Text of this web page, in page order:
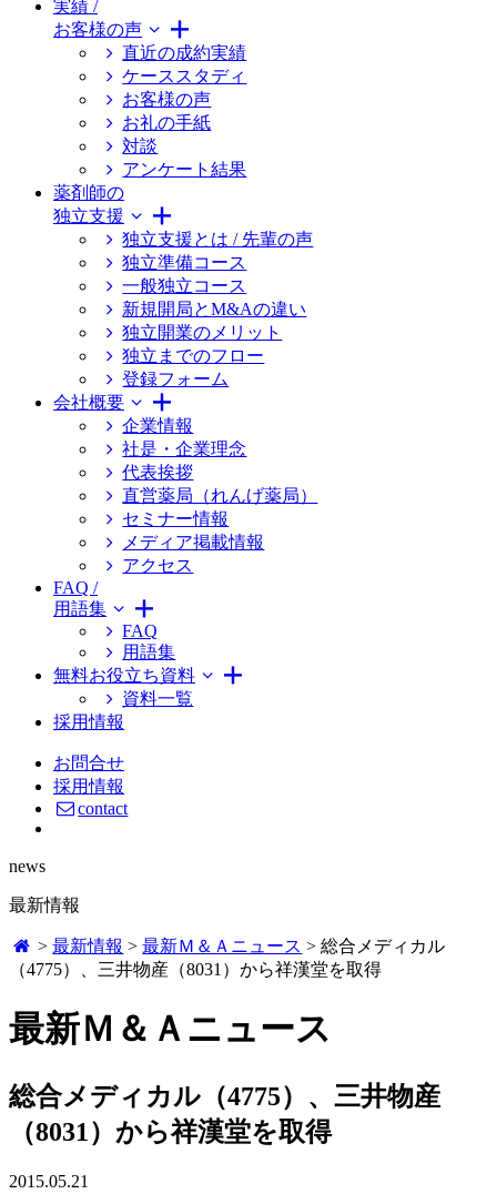
実績 /
お客様の声
直近の成約実績
ケーススタディ
お客様の声
お礼の手紙
対談
アンケート結果
薬剤師の
独立支援
独立支援とは / 先輩の声
独立準備コース
一般独立コース
新規開局とM&Aの違い
独立開業のメリット
独立までのフロー
登録フォーム
会社概要
企業情報
社是・企業理念
代表挨拶
直営薬局（れんげ薬局）
セミナー情報
メディア掲載情報
アクセス
FAQ /
用語集
FAQ
用語集
無料お役立ち資料
資料一覧
採用情報
お問合せ
採用情報
contact
news
最新情報
>最新情報 >最新Ｍ＆Ａニュース >総合メディカル
（4775）、三井物産（8031）から祥漢堂を取得
最新Ｍ＆Ａニュース
総合メディカル（4775）、三井物産
（8031）から祥漢堂を取得
2015.05.21